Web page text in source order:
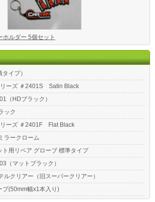
ホルダー 5個セット
イプ）
ーズ ＃2401S Satin Black
（HDブラック）
ック
ーズ ＃2401F Flat Black
ラークローム
ト用リペア グローブ 標準タイプ
（マットブラック）
ルクリアー（旧スーパークリアー）
プ(50mm幅x1本入り)